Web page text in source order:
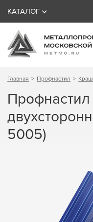
КАТАЛОГ
Главная Профнастил
5005)